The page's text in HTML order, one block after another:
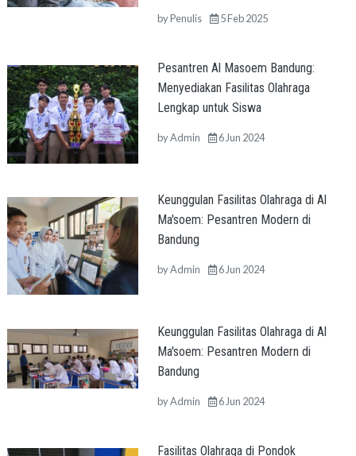
byPenulis 5 Feb 2025
Pesantren Al Masoem Bandung:
Menyediakan Fasilitas Olahraga
Lengkap untuk Siswa
byAdmin 6 Jun 2024
Keunggulan Fasilitas Olahraga di Al
Ma'soem: Pesantren Modern di
Bandung
byAdmin 6 Jun 2024
Keunggulan Fasilitas Olahraga di Al
Ma'soem: Pesantren Modern di
Bandung
byAdmin 6 Jun 2024
Fasilitas Olahraga di Pondok